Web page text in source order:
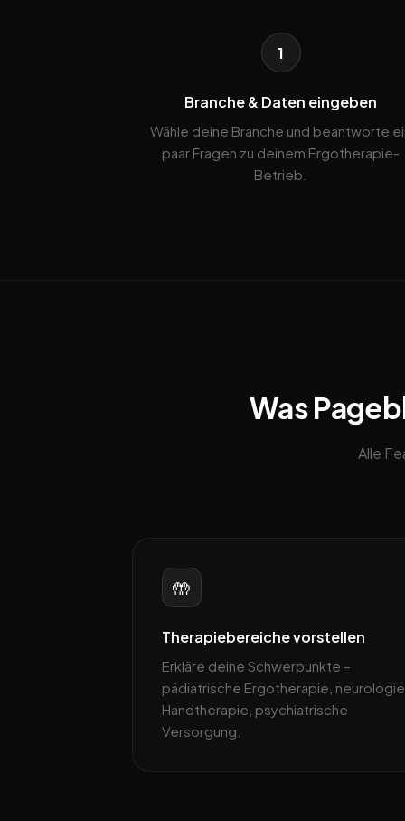
1
Branche & Daten eingeben
Wähle deine Branche und beantworte
paar Fragen zu deinem Ergotherapie-
Betrieb.
Was
Alle
🤲
Therapiebereiche vorstellen
Erkläre deine Schwerpunkte –
pädiatrische Ergotherapie, neurologie,
Handtherapie, psychiatrische
Versorgung.